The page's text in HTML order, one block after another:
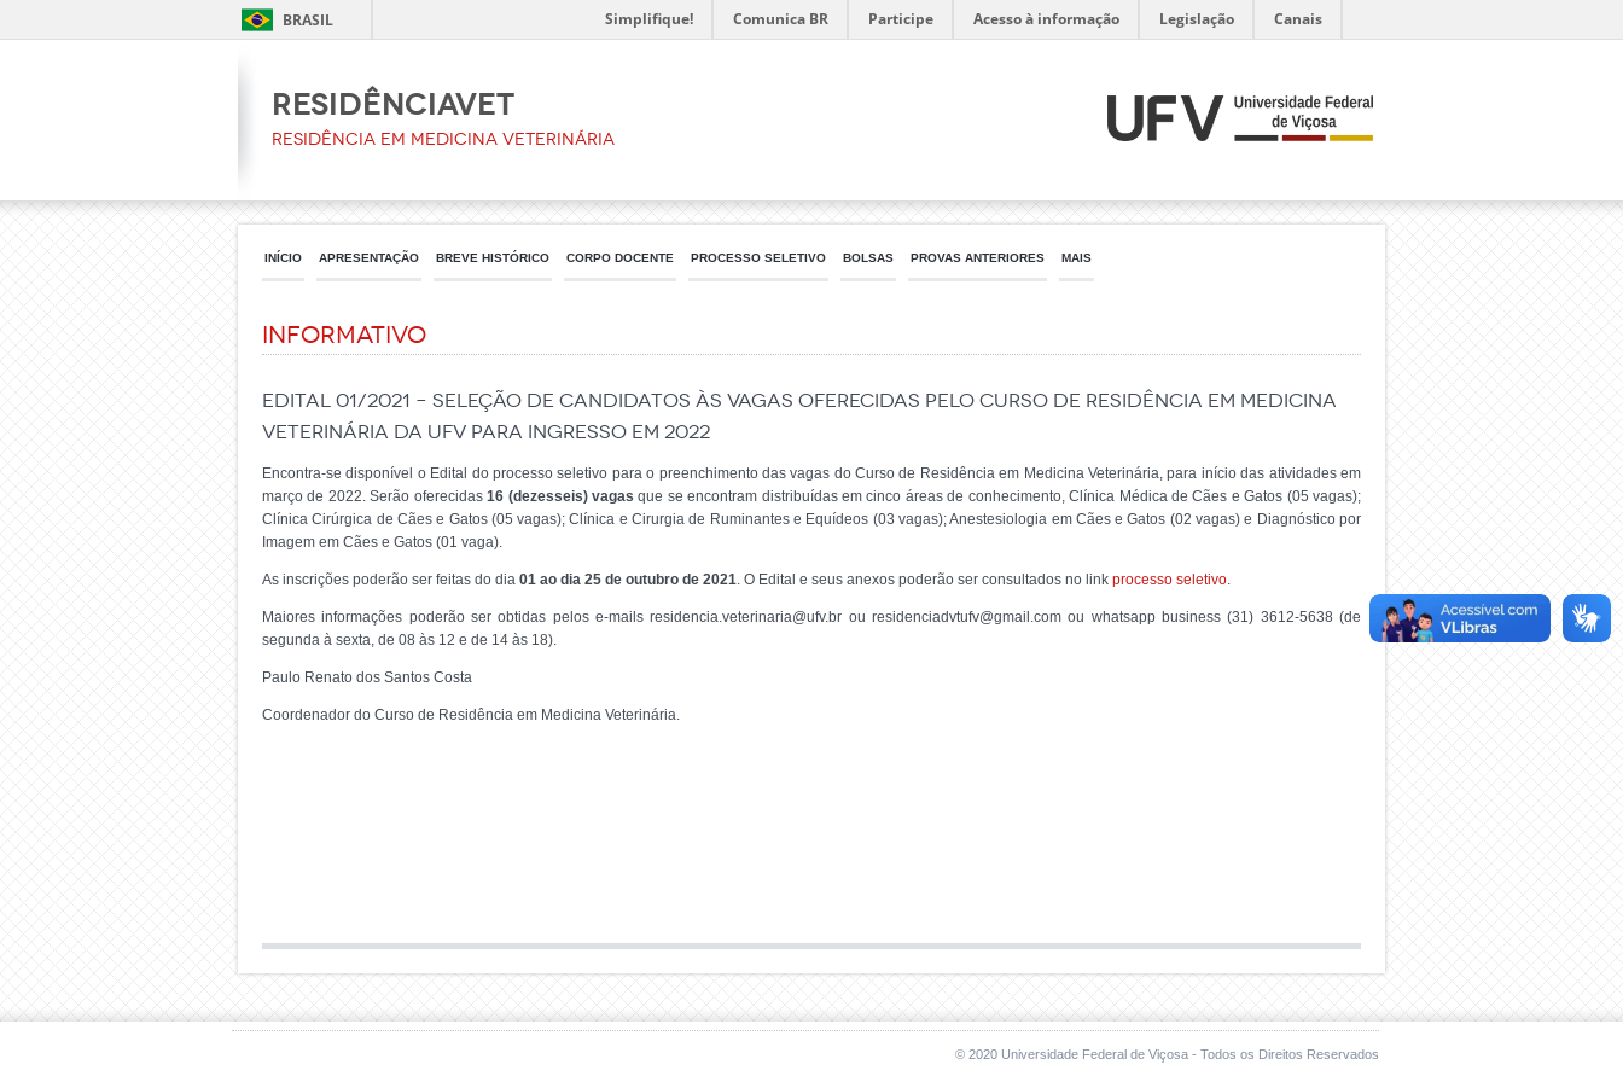
BRASIL Simplifique! Comunica BR Participe Acesso à informação Legislação Canais
ResidênciaVet
Residência em Medicina Veterinária
INÍCIO APRESENTAÇÃO BREVE HISTÓRICO CORPO DOCENTE PROCESSO SELETIVO BOLSAS PROVAS ANTERIORES MAIS
Informativo
EDITAL 01/2021 – SELEÇÃO DE CANDIDATOS ÀS VAGAS OFERECIDAS PELO CURSO DE RESIDÊNCIA EM MEDICINA
VETERINÁRIA DA UFV PARA INGRESSO EM 2022
Encontra-se disponível o Edital do processo seletivo para o preenchimento das vagas do Curso de Residência em Medicina Veterinária, para início das atividades em
março de 2022. Serão oferecidas16 (dezesseis) vagas que se encontram distribuídas em cinco áreas de conhecimento, Clínica Médica de Cães e Gatos (05 vagas);
Clínica Cirúrgica de Cães e Gatos (05 vagas); Clínica e Cirurgia de Ruminantes e Equídeos (03 vagas); Anestesiologia em Cães e Gatos (02 vagas) e Diagnóstico por
Imagem em Cães e Gatos (01 vaga).
As inscrições poderão ser feitas do dia 01 ao dia 25 de outubro de 2021. O Edital e seus anexos poderão ser consultados no link processo seletivo.
Maiores informações poderão ser obtidas pelos e-mails residencia.veterinaria@ufv.br ou residenciadvtufv@gmail.com ou whatsapp business (31) 3612-5638 (de
segunda à sexta, de 08 às 12 e de 14 às 18).
Paulo Renato dos Santos Costa
Coordenador do Curso de Residência em Medicina Veterinária.
© 2020 Universidade Federal de Viçosa - Todos os Direitos Reservados